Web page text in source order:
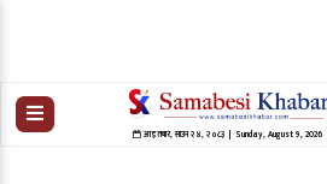
आइतबार,साउन २४,२०८३| Sunday, August 9, 2026